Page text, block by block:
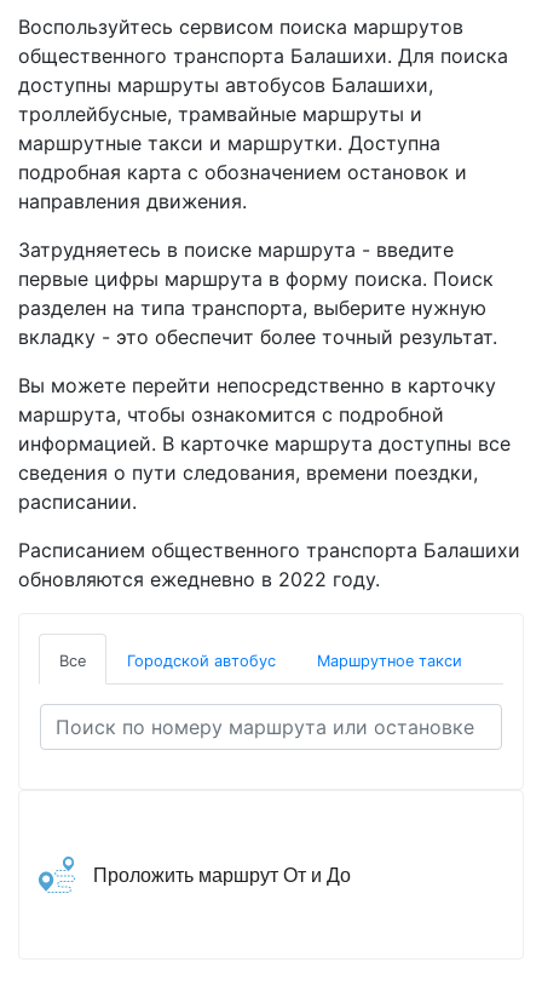
Воспользуйтесь сервисом поиска маршрутов
общественного транспорта Балашихи. Для поиска
доступны маршруты автобусов Балашихи,
троллейбусные, трамвайные маршруты и
маршрутные такси и маршрутки. Доступна
подробная карта с обозначением остановок и
направления движения.
Затрудняетесь в поиске маршрута - введите
первые цифры маршрута в форму поиска. Поиск
разделен на типа транспорта, выберите нужную
вкладку - это обеспечит более точный результат.
Вы можете перейти непосредственно в карточку
маршрута, чтобы ознакомится с подробной
информацией. В карточке маршрута доступны все
сведения о пути следования, времени поездки,
расписании.
Расписанием общественного транспорта Балашихи
обновляются ежедневно в 2022 году.
Все Городской автобус Маршрутное такси
Проложить маршрут От и До